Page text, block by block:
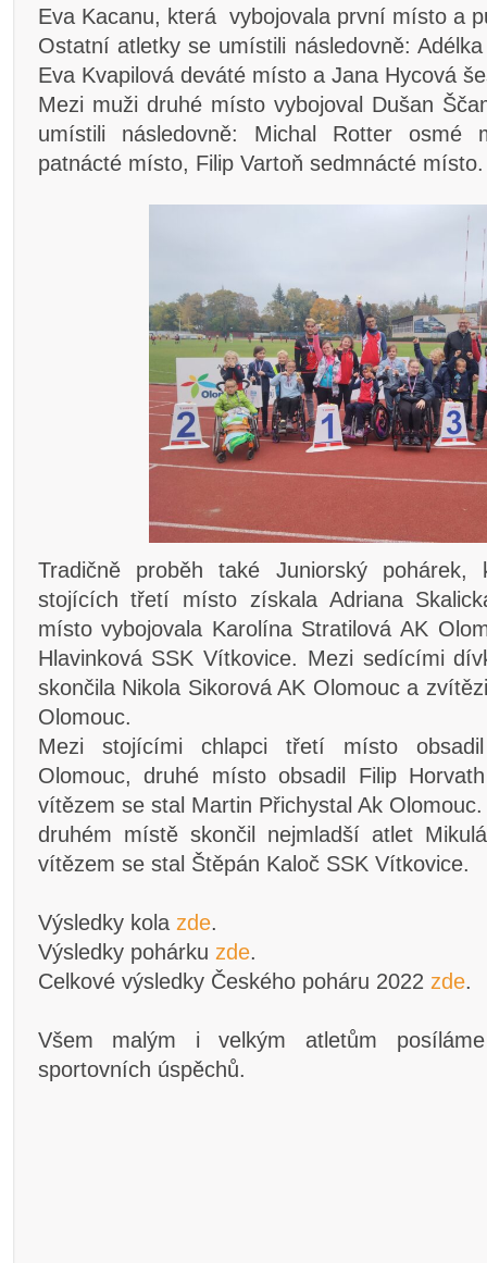
Eva Kacanu, která vybojovala první místo a
Ostatní atletky se umístili následovně:
Eva Kvapilová deváté místo a Jana Hycová
Mezi muži druhé místo vybojoval Dušan
umístili následovně: Michal Rotter osmé
patnácté místo, Filip Vartoň sedmnácté místo.
Tradičně proběh také Juniorský
stojících třetí místo získala Adriana
místo vybojovala Karolína Stratilová AK
Hlavinková SSK Vítkovice. Mezi sedícími
skončila Nikola Sikorová AK Olomouc a
Olomouc.
Mezi stojícími chlapci třetí místo
Olomouc, druhé místo obsadil Filip
vítězem se stal Martin Přichystal Ak
druhém místě skončil nejmladší atlet
vítězem se stal Štěpán Kaloč SSK Vítkovice.
Výsledky kola zde.
Výsledky pohárku zde.
Celkové výsledky Českého poháru 2022 zde.
Všem malým i velkým atletům
sportovních úspěchů.